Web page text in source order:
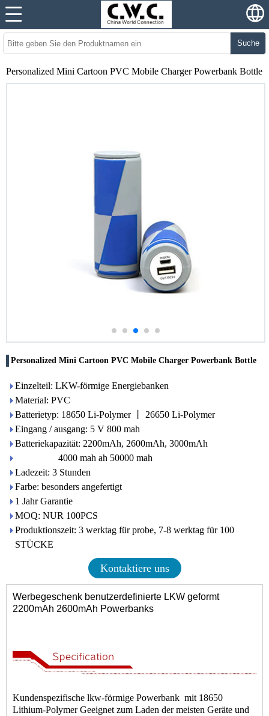
Suche
Personalized Mini Cartoon PVC Mobile Charger Powerbank Bottle
Personalized Mini Cartoon PVC Mobile Charger Powerbank Bottle
Einzelteil: LKW-förmige Energiebanken
Material: PVC
Batterietyp: 18650 Li-Polymer 丨 26650 Li-Polymer
Eingang / ausgang: 5 V 800 mah
Batteriekapazität: 2200mAh, 2600mAh, 3000mAh
4000 mah ah 50000 mah
Ladezeit: 3 Stunden
Farbe: besonders angefertigt
1 Jahr Garantie
MOQ: NUR 100PCS
Produktionszeit: 3 werktag für probe, 7-8 werktag für 100
STÜCKE
Kontaktiere uns
Werbegeschenk benutzerdefinierte LKW geformt
2200mAh 2600mAh Powerbanks
Kundenspezifische lkw-förmige Powerbank mit 18650
Lithium-Polymer Geeignet zum Laden der meisten Geräte und